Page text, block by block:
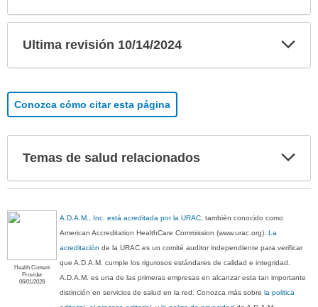
Ultima revisión 10/14/2024
Conozca cómo citar esta página
Temas de salud relacionados
Health Content
Provider
06/01/2028
A.D.A.M., Inc. está acreditada por la URAC , también conocido como
American Accreditation HealthCare Commission (www.urac.org).La
acreditación de la URAC es un comité auditor independiente para verificar
que A.D.A.M. cumple los rigurosos estándares de calidad e integridad.
A.D.A.M. es una de las primeras empresas en alcanzar esta tan importante
distinción en servicios de salud en la red. Conozca más sobrela politica